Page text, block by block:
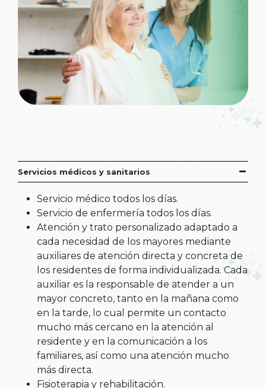
Servicios médicos y sanitarios
Servicio médico todos los días.
Servicio de enfermería todos los días.
Atención y trato personalizado adaptado a
cada necesidad de los mayores mediante
auxiliares de atención directa y concreta de
los residentes de forma individualizada. Cada
auxiliar es la responsable de atender a un
mayor concreto, tanto en la mañana como
en la tarde, lo cual permite un contacto
mucho más cercano en la atención al
residente y en la comunicación a los
familiares, así como una atención mucho
más directa.
Fisioterapia y rehabilitación.